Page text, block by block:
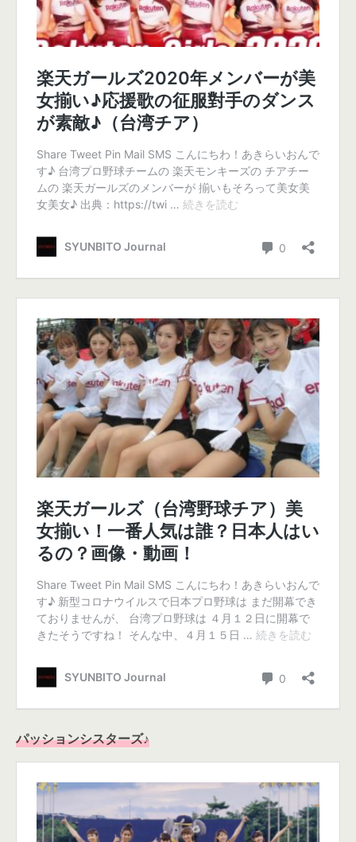
パッションシスターズ♪